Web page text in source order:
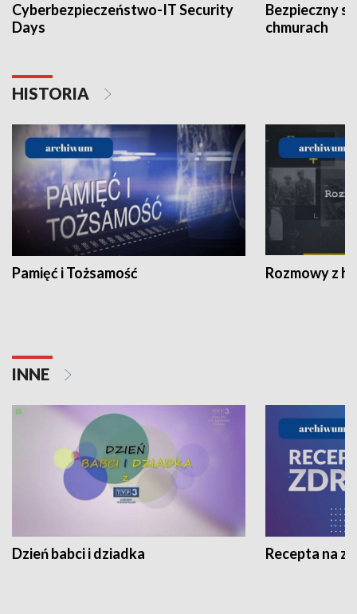
Cyberbezpieczeństwo-IT Security
Days
Bezpieczny
chmurach
HISTORIA
Pamięć i Tożsamość Rozmowy z
INNE
Dzień babci i dziadka Recepta na